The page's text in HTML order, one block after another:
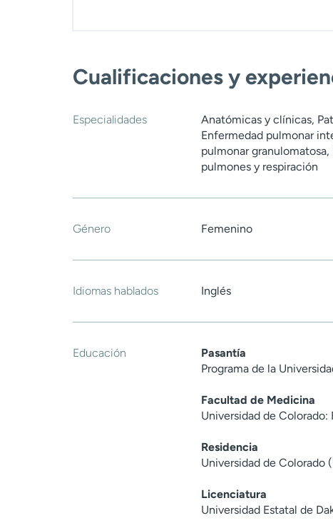
Cualificaciones y
Especialidades
Anatómicas y clínicas,
Enfermedad pulmonar
pulmonar
pulmones y respiración
Género Femenino
Idiomas hablados Inglés
Educación
Pasantía
Programa de la
Facultad de Medicina
Universidad de
Residencia
Universidad de Colorado
Licenciatura
Universidad Estatal de